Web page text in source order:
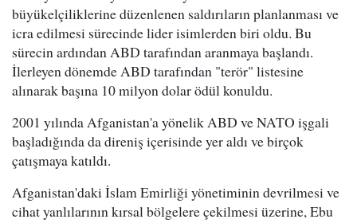
büyükelçiliklerine düzenlenen saldırıların planlanması ve
icra edilmesi sürecinde lider isimlerden biri oldu. Bu
sürecin ardından ABD tarafından aranmaya başlandı.
İlerleyen dönemde ABD tarafından "terör" listesine
alınarak başına 10 milyon dolar ödül konuldu.
2001 yılında Afganistan'a yönelik ABD ve NATO işgali
başladığında da direniş içerisinde yer aldı ve birçok
çatışmaya katıldı.
Afganistan'daki İslam Emirliği yönetiminin devrilmesi ve
cihat yanlılarının kırsal bölgelere çekilmesi üzerine, Ebu